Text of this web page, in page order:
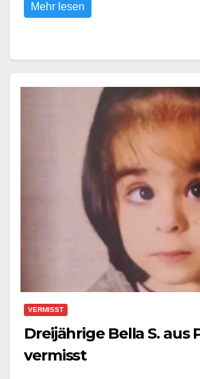
Mehr lesen
VERMISST
Dreijährige Bella S. aus
vermisst